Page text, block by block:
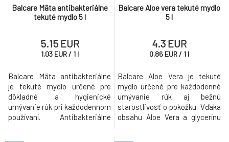
Balcare Mäta antibakteriálne
tekuté mydlo 5 l
5.15 EUR
1.03 EUR / 1 l
Balcare Mäta antibakteriálne
je tekuté mydlo určené pre
dôkladné a hygienické
umývanie rúk pri každodennom
používaní. Antibakteriálne
Balcare Aloe vera tekuté mydlo
5 l
4.3 EUR
0.86 EUR/ 1 l
Balcare Aloe Vera je tekuté
mydlo určené pre každodenné
umývanie rúk aj bežnú
starostlivosť o pokožku. Vďaka
obsahu Aloe Vera a glycerínu